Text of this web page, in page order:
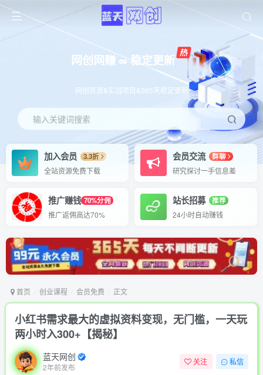
网创网赚 ∞ 稳定更新
网创资源&实战项目&365天稳定更新
输入关键词搜索
加入会员
3.3折
全站资源免费下载
会员交流
群聊
研究探讨一手信息差
推广赚钱 70%分佣
推广返佣高达70%
站长招募
推荐
24小时自动赚钱
首页 创业课程 会员免费 正文
小红书需求最大的虚拟资料变现，无门槛，一天玩
两小时入300+【揭秘】
蓝天网创
2年前发布
关注 私信